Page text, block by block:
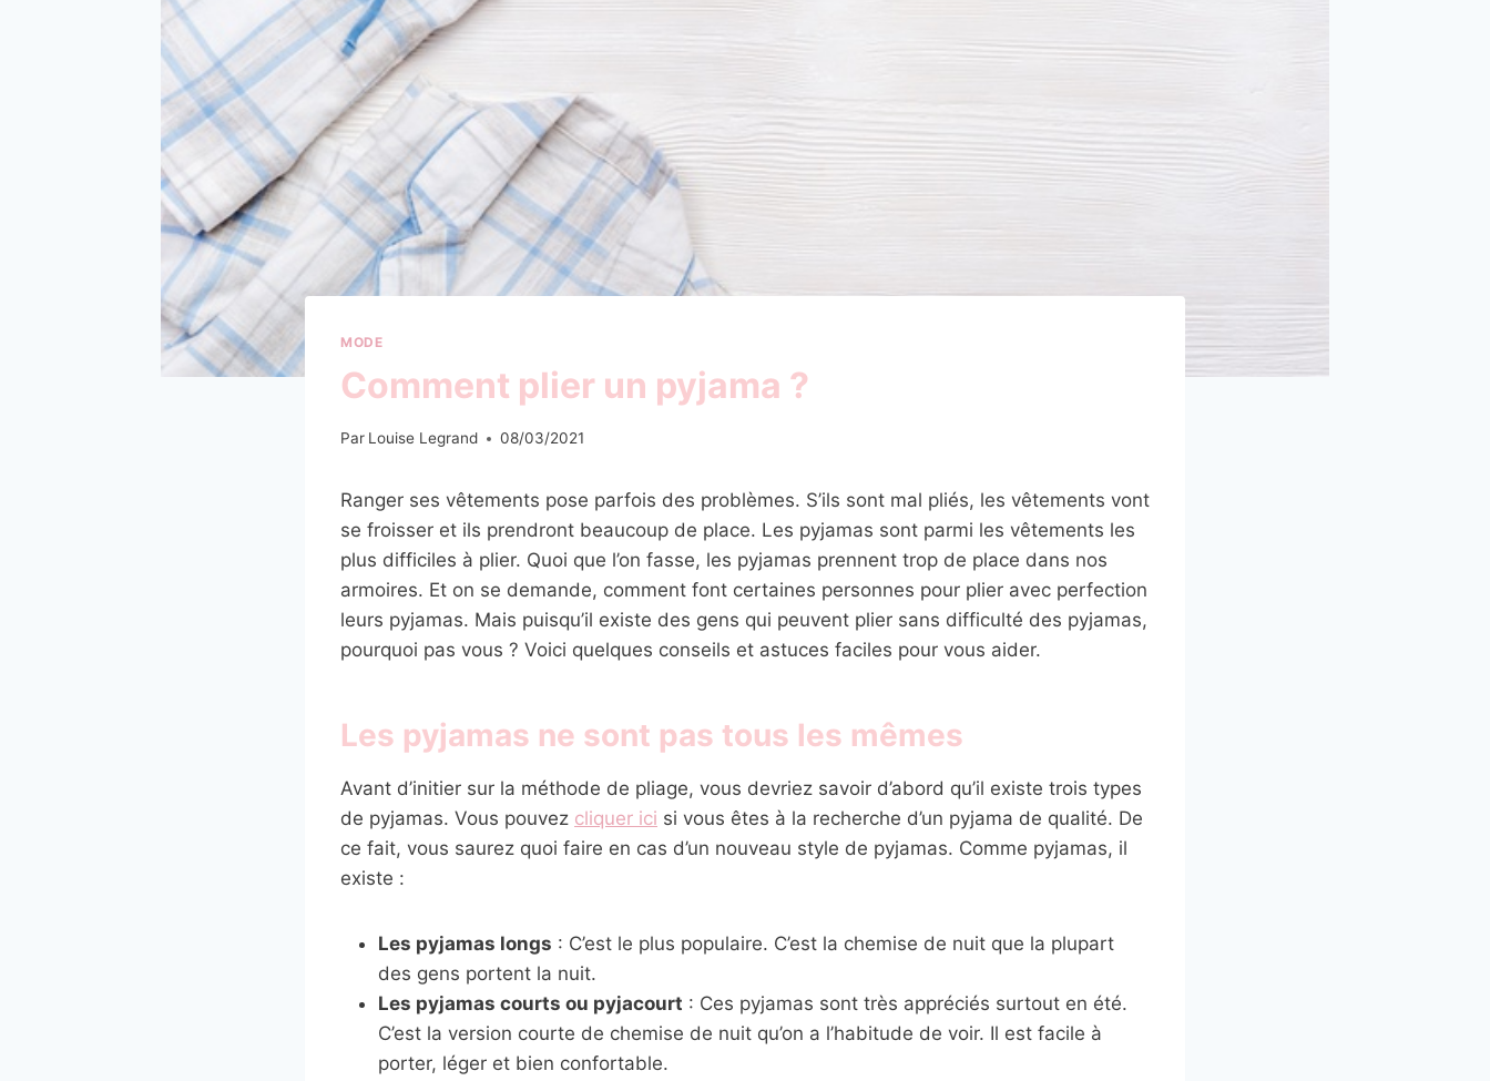
MODE
Comment plier un pyjama ?
Par Louise Legrand 08/03/2021
Ranger ses vêtements pose parfois des problèmes. S’ils sont mal pliés, les vêtements vont
se froisser et ils prendront beaucoup de place. Les pyjamas sont parmi les vêtements les
plus difficiles à plier. Quoi que l’on fasse, les pyjamas prennent trop de place dans nos
armoires. Et on se demande, comment font certaines personnes pour plier avec perfection
leurs pyjamas. Mais puisqu’il existe des gens qui peuvent plier sans difficulté des pyjamas,
pourquoi pas vous ? Voici quelques conseils et astuces faciles pour vous aider.
Les pyjamas ne sont pas tous les mêmes
Avant d’initier sur la méthode de pliage, vous devriez savoir d’abord qu’il existe trois types
de pyjamas. Vous pouvez cliquer ici si vous êtes à la recherche d’un pyjama de qualité. De
ce fait, vous saurez quoi faire en cas d’un nouveau style de pyjamas. Comme pyjamas, il
existe :
Les pyjamas longs : C’est le plus populaire. C’est la chemise de nuit que la plupart
des gens portent la nuit.
Les pyjamas courts ou pyjacourt : Ces pyjamas sont très appréciés surtout en été.
C’est la version courte de chemise de nuit qu’on a l’habitude de voir. Il est facile à
porter, léger et bien confortable.